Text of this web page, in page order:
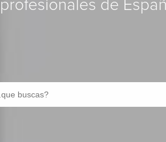
profesionales de